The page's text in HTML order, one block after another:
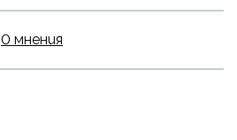
0 мнения